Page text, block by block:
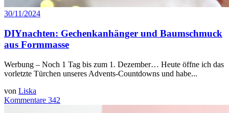
30/11/2024
DIYnachten: Gechenkanhänger und Baumschmuck
aus Formmasse
Werbung – Noch 1 Tag bis zum 1. Dezember… Heute öffne ich das
vorletzte Türchen unseres Advents-Countdowns und habe...
von Liska
Kommentare 342